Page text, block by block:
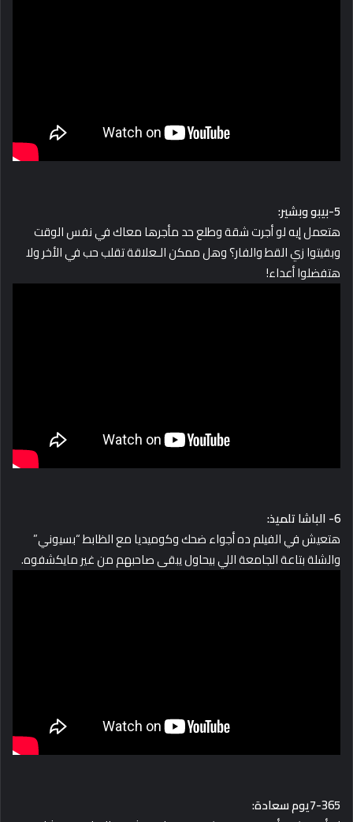
5-بيبو وبشير:
هتعمل إيه لو أجرت شقة وطلع حد مأجرها معاك في نفس الوقت
وبقيتوا زي القط والفار؟ وهل ممكن الـعلاقة تقلب حب في الأخر ولا
هتفضلوا أعداء!
6- الباشا تلميذ:
هتعيش في الفيلم ده أجواء ضحك وكوميديا مع الظابط “بسيوني”
والشلة بتاعة الجامعة اللي بيحاول يبقى صاحبهم من غير مايكشفوه.
7-365يوم سعادة: